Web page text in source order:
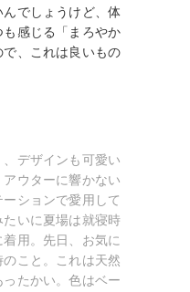
でしょうけど、体
感じる「まろやか
、これは良いもの
デザインも可愛い
ウターに響かない
ションで愛用して
いに夏場は就寝時
用。 先日、お気に
こと。これは天然
たかい。色はベー